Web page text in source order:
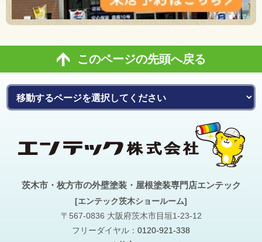
このページの先頭へ戻る
茨木市・枚方市の外壁塗装・屋根塗装専門店エンテック
[エンテック茨木ショールーム]
〒567-0836 大阪府茨木市目垣1-23-12
フリーダイヤル： 0120-921-338